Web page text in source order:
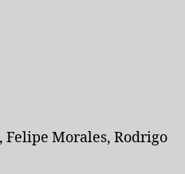
Felipe Morales, Rodrigo